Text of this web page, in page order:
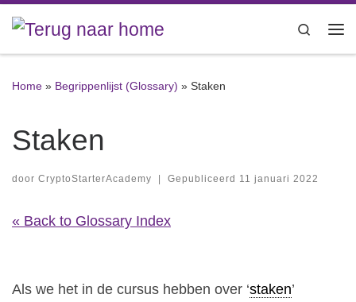
Ga naar inhoud
Search
Home » Begrippenlijst (Glossary) » Staken
Staken
door CryptoStarterAcademy | Gepubliceerd 11 januari 2022
« Back to Glossary Index
Als we het in de cursus hebben over ‘staken’